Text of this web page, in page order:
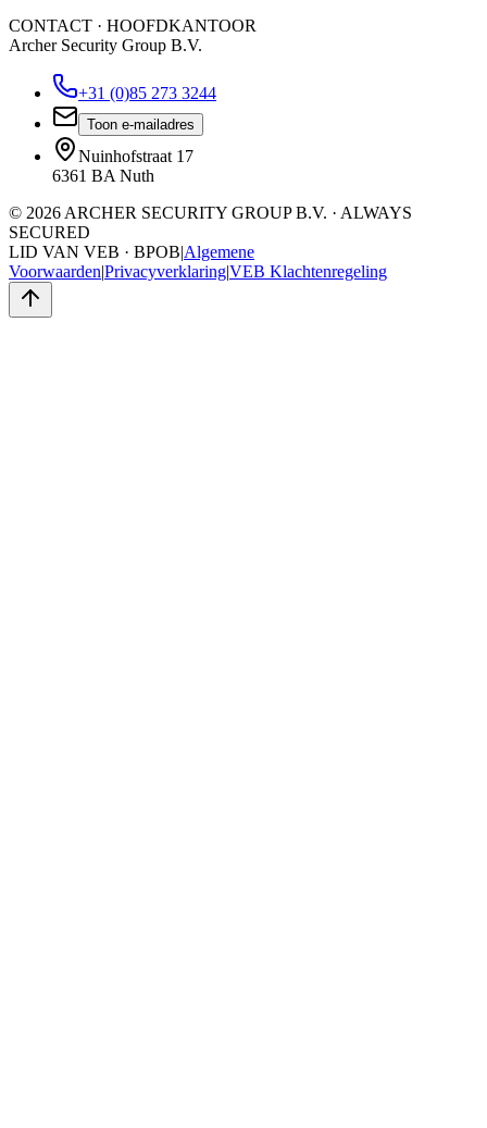
CONTACT · HOOFDKANTOOR
Archer Security Group B.V.
+31 (0)85 273 3244
Toon e-mailadres
Nuinhofstraat 17
6361 BA Nuth
© 2026 ARCHER SECURITY GROUP B.V. · ALWAYS
SECURED
LID VAN VEB · BPOB|Algemene
Voorwaarden|Privacyverklaring|VEB Klachtenregeling